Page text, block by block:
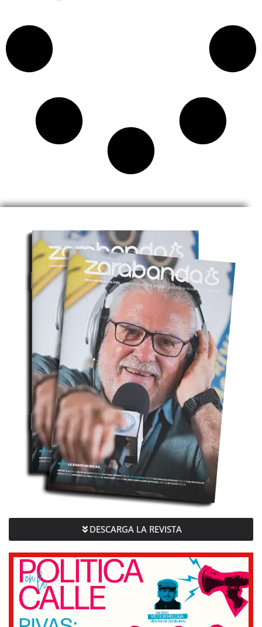
DESCARGA LA REVISTA